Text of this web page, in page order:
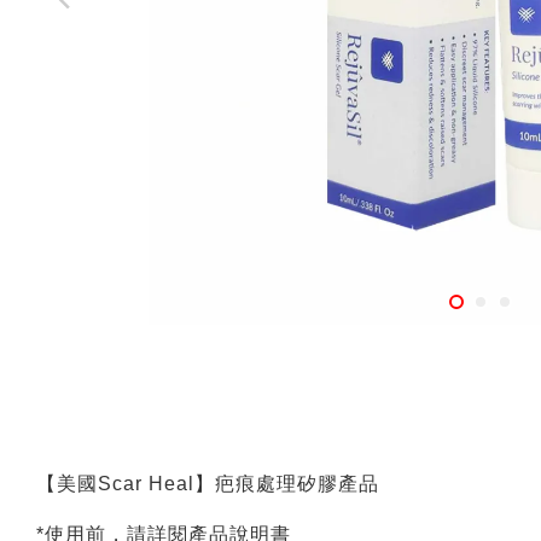
【美國Scar Heal】疤痕處理矽膠產品
*使用前，請詳閱產品說明書